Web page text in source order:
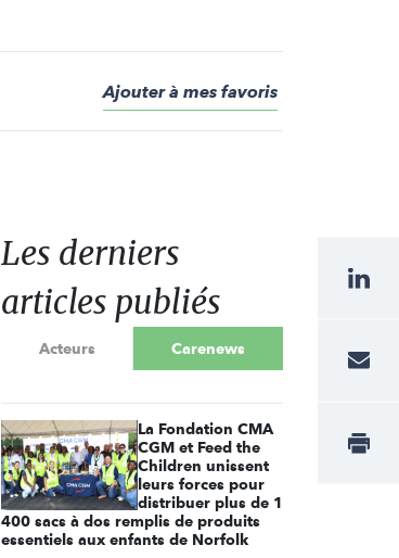
Ajouter à mes favoris
Les derniers
articles publiés
Acteurs Carenews
La Fondation CMA
CGM et Feed the
Children unissent
leurs forces pour
distribuer plus de 1
400 sacs à dos remplis de produits
essentiels aux enfants de Norfolk